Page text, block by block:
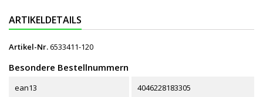
ARTIKELDETAILS
Artikel-Nr.6533411-120
Besondere Bestellnummern
ean13 4046228183305